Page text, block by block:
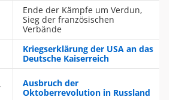
Ende der Kämpfe um Verdun,
Sieg der französischen
Verbände
Kriegserklärung der USA an das
Deutsche Kaiserreich
Ausbruch der
Oktoberrevolution in Russland